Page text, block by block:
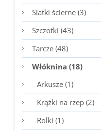
Siatki ścierne (3)
Szczotki (43)
Tarcze (48)
Włóknina (18)
Arkusze (1)
Krążki na rzep (2)
Rolki (1)